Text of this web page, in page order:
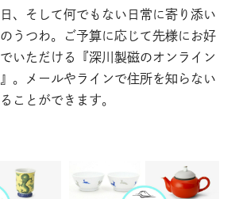
、そして何でもない日常に寄り添い
うつわ。ご予算に応じて先様にお好
いただける『深川製磁のオンライン
。メールやラインで住所を知らない
ことができます。